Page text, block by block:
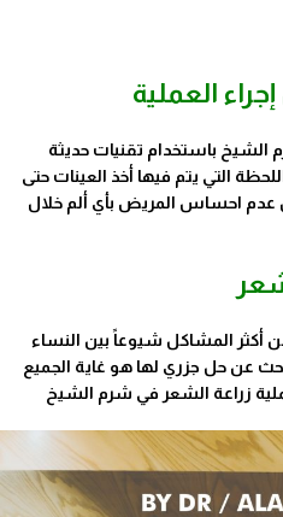
العملية
الشيخ باستخدام تقنيات حديثة
التي يتم فيها أخذ العينات حتى
عدم احساس المريض بأي ألم خلال
المشاكل شيوعاً بين النساء
عن حل جزري لها هو غاية الجميع
زراعة الشعر في شرم الشيخ